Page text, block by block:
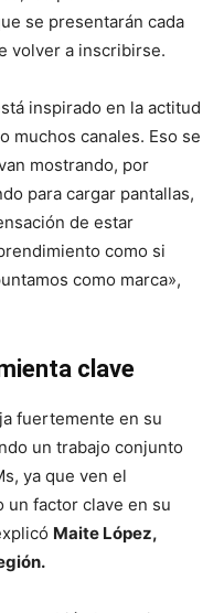
se presentarán cada
volver a inscribirse.
inspirado en la actitud
muchos canales. Eso se
mostrando, por
para cargar pantallas,
de estar
como si
como marca»,
clave
fuertemente en su
un trabajo conjunto
ya que ven el
un factor clave en su
Maite López,